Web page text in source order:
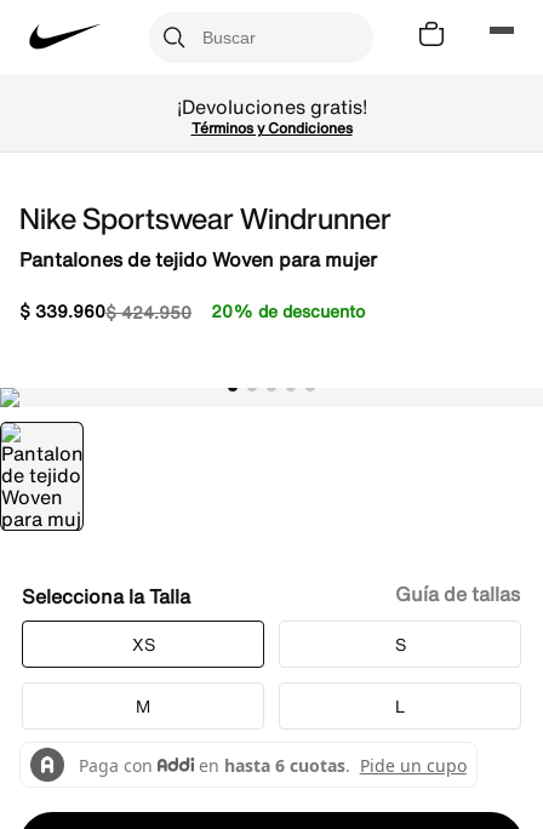
¡Devoluciones gratis!
Términos y Condiciones
Nike Sportswear Windrunner
Pantalones de tejido Woven para mujer
$424.950
$339.960 20% de descuento
Talla
XS S
M L
Guía de tallas